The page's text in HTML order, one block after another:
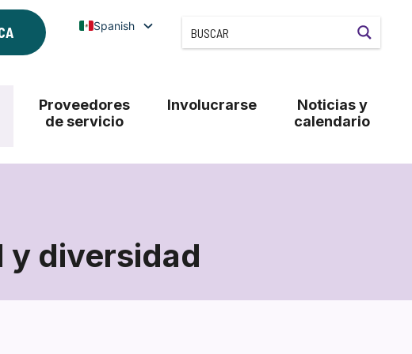
Spanish
Proveedores
de servicio
Involucrarse
Noticias y
calendario
y diversidad